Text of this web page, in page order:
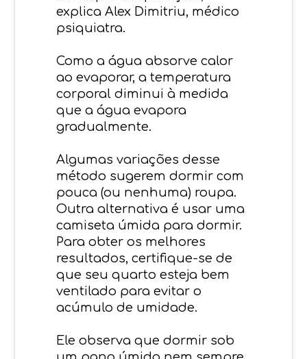
explica Alex Dimitriu, médico
psiquiatra.
Como a água absorve calor
ao evaporar, a temperatura
corporal diminui à medida
que a água evapora
gradualmente.
Algumas variações desse
método sugerem dormir com
pouca (ou nenhuma) roupa.
Outra alternativa é usar uma
camiseta úmida para dormir.
Para obter os melhores
resultados, certifique-se de
que seu quarto esteja bem
ventilado para evitar o
acúmulo de umidade.
Ele observa que dormir sob